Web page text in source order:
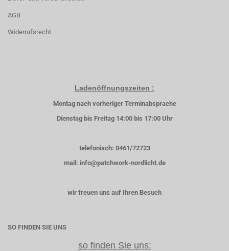
AGB
Widerrufsrecht
Ladenöffnungszeiten :
Montag nach vorheriger Terminabsprache
Dienstag bis Freitag 14:00 bis 17:00 Uhr
telefonisch: 0461/72723
mail: info@patchwork-nordlicht.de
wir freuen uns auf Ihren Besuch
SO FINDEN SIE UNS
so finden Sie uns: